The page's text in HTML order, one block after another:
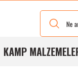
Ve
ile
KAMP